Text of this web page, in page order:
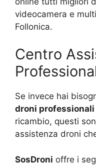
videocamera e
Follonica.
Centro
Se invece hai
droni professionali
ricambio, questi
assistenza droni
SosDroni offre i